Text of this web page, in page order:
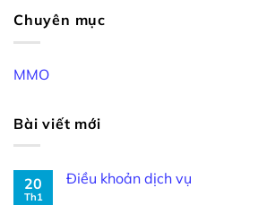
Chuyên mục
MMO
Bài viết mới
20
Th1
Điều khoản dịch vụ